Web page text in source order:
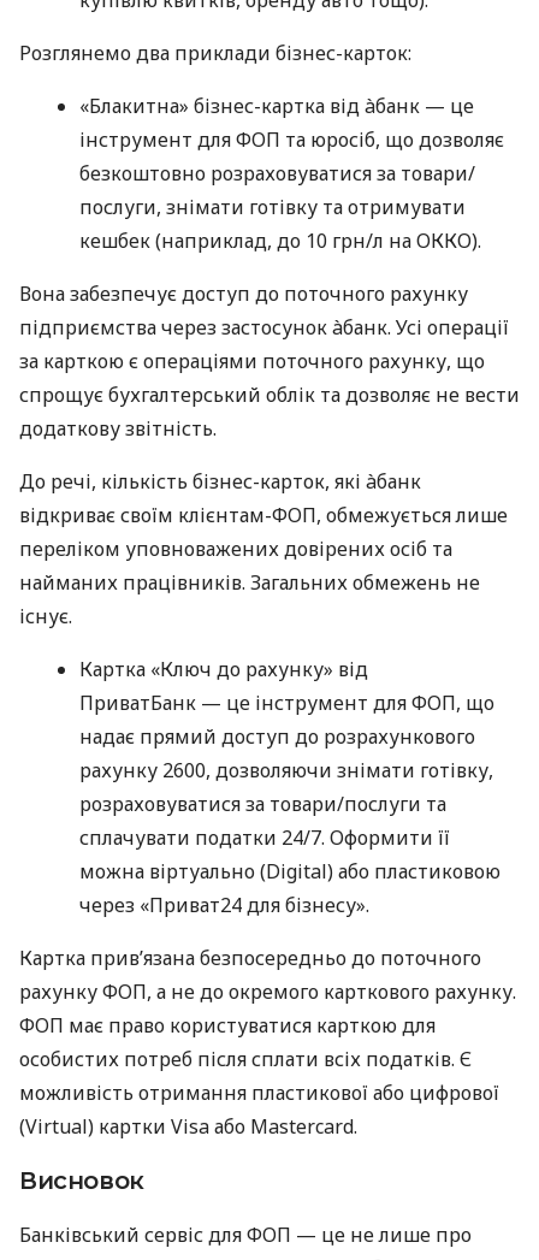
Розглянемо два приклади бізнес-карток:
«Блакитна» бізнес-картка від àбанк — це
інструмент для ФОП та юросіб, що дозволяє
безкоштовно розраховуватися за товари/
послуги, знімати готівку та отримувати
кешбек (наприклад, до 10 грн/л на ОККО).
Вона забезпечує доступ до поточного рахунку
підприємства через застосунок àбанк. Усі операції
за карткою є операціями поточного рахунку, що
спрощує бухгалтерський облік та дозволяє не вести
додаткову звітність.
До речі, кількість бізнес-карток, які àбанк
відкриває своїм клієнтам-ФОП, обмежується лише
переліком уповноважених довірених осіб та
найманих працівників. Загальних обмежень не
існує.
Картка «Ключ до рахунку» від
ПриватБанк — це інструмент для ФОП, що
надає прямий доступ до розрахункового
рахунку 2600, дозволяючи знімати готівку,
розраховуватися за товари/послуги та
сплачувати податки 24/7. Оформити її
можна віртуально (Digital) або пластиковою
через «Приват24 для бізнесу».
Картка прив’язана безпосередньо до поточного
рахунку ФОП, а не до окремого карткового рахунку.
ФОП має право користуватися карткою для
особистих потреб після сплати всіх податків. Є
можливість отримання пластикової або цифрової
(Virtual) картки Visa або Mastercard.
Висновок
Банківський сервіс для ФОП — це не лише про